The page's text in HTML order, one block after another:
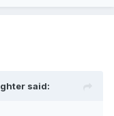
said: